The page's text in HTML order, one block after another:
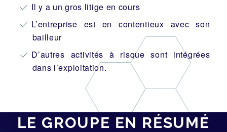
Il y a un gros litige en cours
L’entreprise est en contentieux avec son
bailleur
D’autres activités à risque sont intégrées
dans l’exploitation.
LE GROUPE EN RÉSUMÉ